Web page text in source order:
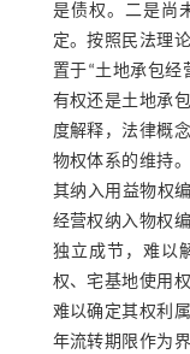
是债权。二是尚
定。按照民法理
置于“土地承包经
有权还是土地承
度解释，法律概
物权体系的维持
其纳入用益物权
经营权纳入物权
独立成节，难以
权、宅基地使用
难以确定其权利
年流转期限作为